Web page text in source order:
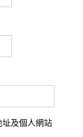
及個人網站